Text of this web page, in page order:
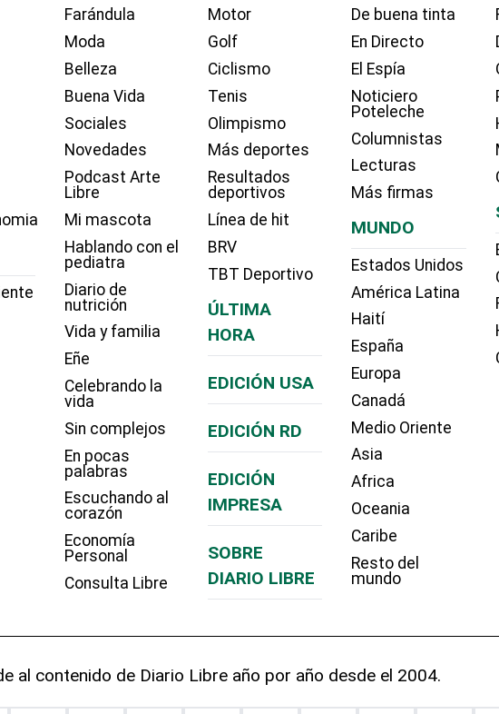
Farándula
Moda
Belleza
Buena Vida
Sociales
Novedades
Podcast Arte
Libre
Mi mascota
Hablando con el
pediatra
Diario de
nutrición
Vida y familia
Eñe
Celebrando la
vida
Sin complejos
En pocas
palabras
Escuchando al
corazón
Economía
Personal
Consulta Libre
Motor
Golf
Ciclismo
Tenis
Olimpismo
Más deportes
Resultados
deportivos
Línea de hit
BRV
TBT Deportivo
ÚLTIMA
HORA
EDICIÓN USA
EDICIÓN RD
EDICIÓN
IMPRESA
SOBRE
DIARIO LIBRE
De buena tinta
En Directo
El Espía
Noticiero
Poteleche
Columnistas
Lecturas
Más firmas
MUNDO
Estados Unidos
América Latina
Haití
España
Europa
Canadá
Medio Oriente
Asia
Africa
Oceania
Caribe
Resto del
mundo
al contenido de Diario Libre año por año desde el 2004.